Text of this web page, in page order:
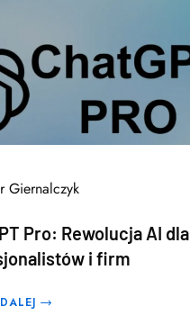
Giernalczyk
Pro: Rewolucja AI dla
i firm